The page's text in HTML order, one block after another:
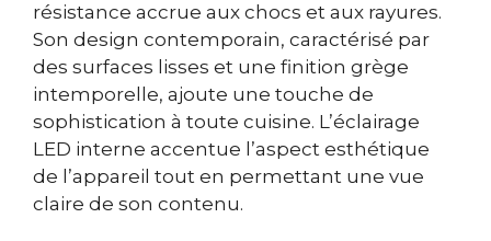
résistance accrue aux chocs et aux rayures.
Son design contemporain, caractérisé par
des surfaces lisses et une finition grège
intemporelle, ajoute une touche de
sophistication à toute cuisine. L’éclairage
LED interne accentue l’aspect esthétique
de l’appareil tout en permettant une vue
claire de son contenu.